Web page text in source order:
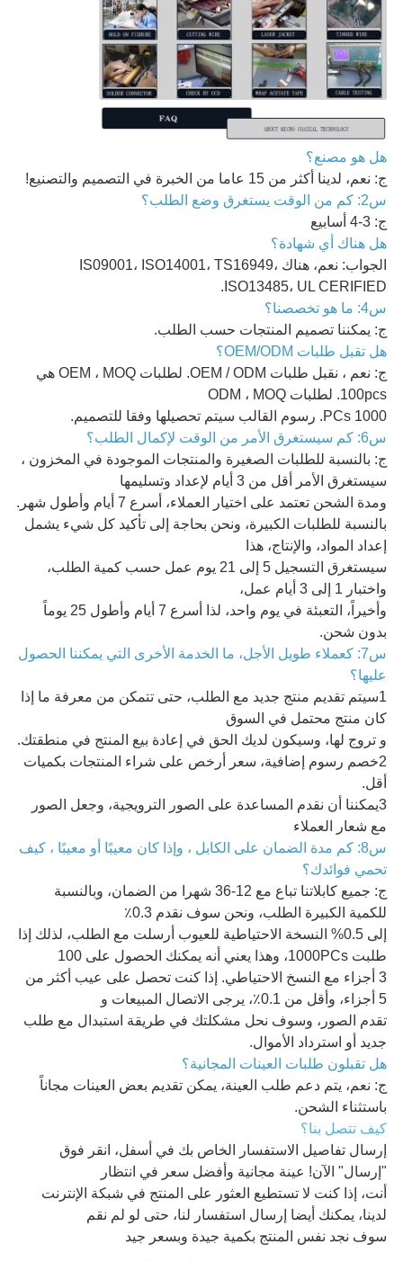
هل هو مصنع؟
ج: نعم، لدينا أكثر من 15 عاما من الخبرة في التصميم والتصنيع!
س2: كم من الوقت يستغرق وضع الطلب؟
ج: 3-4 أسابيع
هل هناك أي شهادة؟
الجواب: نعم، هناك IS09001، ISO14001، TS16949،
ISO13485، UL CERIFIED.
س4: ما هو تخصصنا؟
ج: يمكننا تصميم المنتجات حسب الطلب.
هل تقبل طلبات OEM/ODM؟
ج: نعم ، نقبل طلبات OEM / ODM. لطلبات OEM ، MOQ هي
100pcs. لطلبات ODM ، MOQ
1000 PCs. رسوم القالب سيتم تحصيلها وفقا للتصميم.
س6: كم سيستغرق الأمر من الوقت لإكمال الطلب؟
ج: بالنسبة للطلبات الصغيرة والمنتجات الموجودة في المخزون ،
سيستغرق الأمر أقل من 3 أيام لإعداد وتسليمها
ومدة الشحن تعتمد على اختيار العملاء، أسرع 7 أيام وأطول شهر.
بالنسبة للطلبات الكبيرة، ونحن بحاجة إلى تأكيد كل شيء يشمل
إعداد المواد، والإنتاج، هذا
سيستغرق التسجيل 5 إلى 21 يوم عمل حسب كمية الطلب،
واختبار 1 إلى 3 أيام عمل،
وأخيراً، التعبئة في يوم واحد، لذا أسرع 7 أيام وأطول 25 يوماً
بدون شحن.
س7: كعملاء طويل الأجل، ما الخدمة الأخرى التي يمكننا الحصول
عليها؟
1سيتم تقديم منتج جديد مع الطلب، حتى تتمكن من معرفة ما إذا
كان منتج محتمل في السوق
و تروج لها، وسيكون لديك الحق في إعادة بيع المنتج في منطقتك.
2خصم رسوم إضافية، سعر أرخص على شراء المنتجات بكميات
أقل.
3يمكننا أن نقدم المساعدة على الصور الترويجية، وجعل الصور
مع شعار العملاء
س8: كم مدة الضمان على الكابل ، وإذا كان معيبًا أو معيبًا ، كيف
تحمي فوائدك؟
ج: جميع كابلاتنا تباع مع 12-36 شهرا من الضمان، وبالنسبة
للكمية الكبيرة الطلب، ونحن سوف نقدم 0.3٪
إلى 0.5% النسخة الاحتياطية للعيوب أرسلت مع الطلب، لذلك إذا
طلبت 1000PCs، وهذا يعني أنه يمكنك الحصول على 100
3 أجزاء مع النسخ الاحتياطي. إذا كنت تحصل على عيب أكثر من
5 أجزاء، وأقل من 0.1٪، يرجى الاتصال المبيعات و
تقدم الصور، وسوف نحل مشكلتك في طريقة استبدال مع طلب
جديد أو استرداد الأموال.
هل تقبلون طلبات العينات المجانية؟
ج: نعم، يتم دعم طلب العينة، يمكن تقديم بعض العينات مجاناً
باستثناء الشحن.
كيف تتصل بنا؟
إرسال تفاصيل الاستفسار الخاص بك في أسفل، انقر فوق
"إرسال" الآن! عينة مجانية وأفضل سعر في انتظار
أنت، إذا كنت لا تستطيع العثور على المنتج في شبكة الإنترنت
لدينا، يمكنك أيضا إرسال استفسار لنا، حتى لو لم نقم
سوف نجد نفس المنتج بكمية جيدة وبسعر جيد